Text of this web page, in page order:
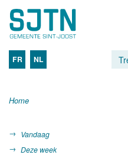
FR NL
Home
Vandaag
Deze week